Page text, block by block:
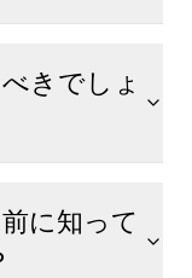
きでしょ
に知って